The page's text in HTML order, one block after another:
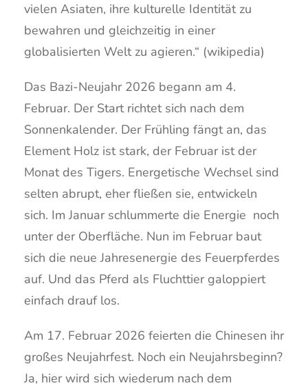
vielen Asiaten, ihre kulturelle Identität zu
bewahren und gleichzeitig in einer
globalisierten Welt zu agieren.“ (wikipedia)
Das Bazi-Neujahr 2026 begann am 4.
Februar. Der Start richtet sich nach dem
Sonnenkalender. Der Frühling fängt an, das
Element Holz ist stark, der Februar ist der
Monat des Tigers. Energetische Wechsel sind
selten abrupt, eher fließen sie, entwickeln
sich. Im Januar schlummerte die Energie noch
unter der Oberfläche. Nun im Februar baut
sich die neue Jahresenergie des Feuerpferdes
auf. Und das Pferd als Fluchttier galoppiert
einfach drauf los.
Am 17. Februar 2026 feierten die Chinesen ihr
großes Neujahrfest. Noch ein Neujahrsbeginn?
Ja, hier wird sich wiederum nach dem